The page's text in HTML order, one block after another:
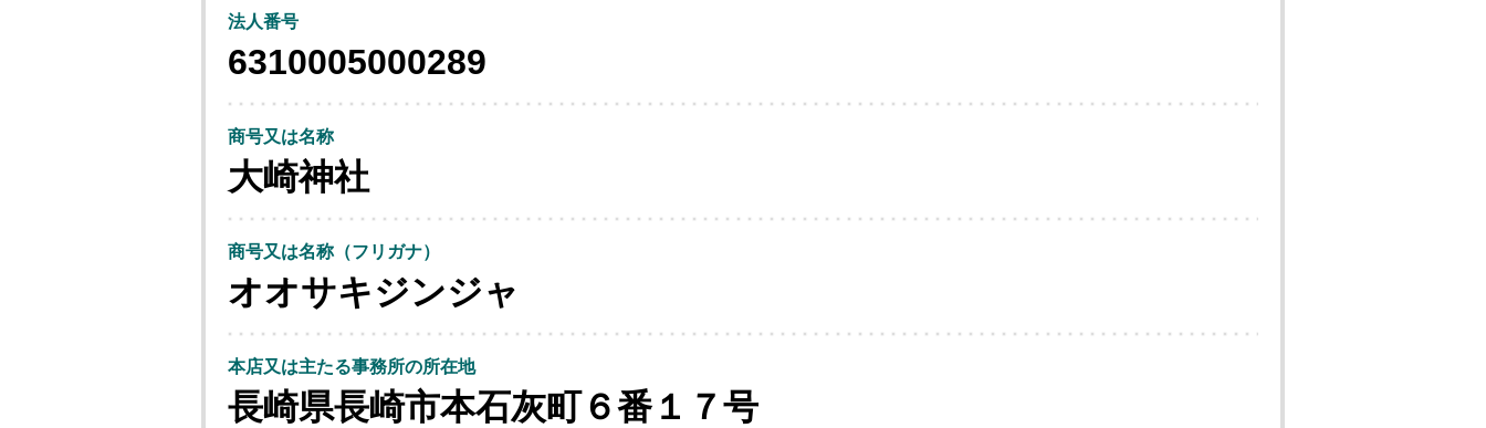
法人番号
6310005000289
商号又は名称
大崎神社
商号又は名称（フリガナ）
オオサキジンジャ
本店又は主たる事務所の所在地
長崎県長崎市本石灰町６番１７号